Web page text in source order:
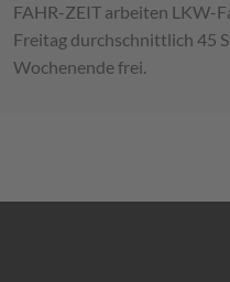
FAHR-ZEIT arbeiten LKW-
Freitag durchschnittlich 45
Wochenende frei.